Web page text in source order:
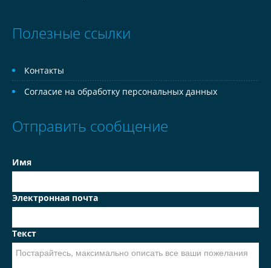
Полезные ссылки
Контакты
Согласие на обработку персональных данных
Отправить сообщение
Имя
Электронная почта
Текст